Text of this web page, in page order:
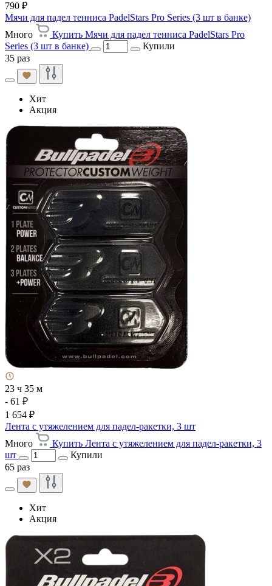
790 ₽
Мячи для падел тенниса PadelStars Pro Series (3 шт в банке)
Много
Купить Мячи для падел тенниса PadelStars Pro
Series (3 шт в банке)
Купили
35 раз
Хит
Акция
23 ч 35 м
- 61 ₽
1 654 ₽
Лента с утяжелением для падел-ракетки, 3 шт
Много
Купить Лента с утяжелением для падел-ракетки, 3
шт
Купили
65 раз
Хит
Акция